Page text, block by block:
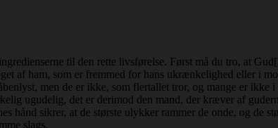
til den rette livsførelse. Først må du tro, ​​at
af ham, som er fremmed for hans ukrænkelighed eller i
men de er ikke, som flertallet tror, og mange er ikke
ugudelig, det er derimod den mand, der kræver af
hånd sikrer, at de største ulykker rammer de onde, og de
slags.